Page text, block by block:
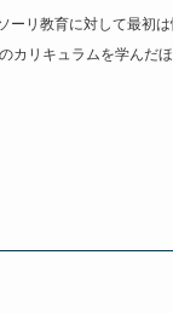
ーリ教育に対して最初
カリキュラムを学んだ